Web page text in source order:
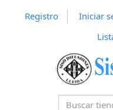
Registro Iniciar